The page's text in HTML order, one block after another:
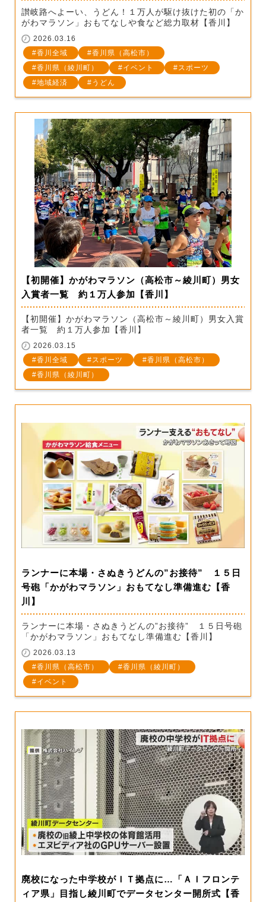
讃岐路へよーい、うどん！１万人が駆け抜けた初の「か
がわマラソン」おもてなしや食など総力取材【香川】
2026.03.16
香川全域
香川県（高松市）
香川県（綾川町）
イベント
スポーツ
地域経済
うどん
【初開催】かがわマラソン（高松市～綾川町）男女
入賞者一覧 約１万人参加【香川】
【初開催】かがわマラソン（高松市～綾川町）男女入賞
者一覧 約１万人参加【香川】
2026.03.15
香川全域
スポーツ
香川県（高松市）
香川県（綾川町）
ランナーに本場・さぬきうどんの”お接待” １５日
号砲「かがわマラソン」おもてなし準備進む【香
川】
ランナーに本場・さぬきうどんの”お接待” １５日号砲
「かがわマラソン」おもてなし準備進む【香川】
2026.03.13
香川県（高松市）
香川県（綾川町）
イベント
廃校になった中学校がＩＴ拠点に…「ＡＩフロンテ
ィア県」目指し綾川町でデータセンター開所式【香